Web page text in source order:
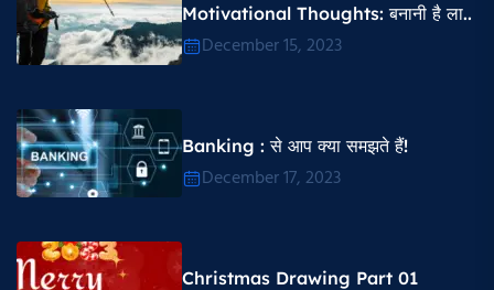
Motivational Thoughts​: बनानी है ला..
December 15, 2023
Banking : से आप क्या समझते हैं!
December 17, 2023
Christmas Drawing Part 01